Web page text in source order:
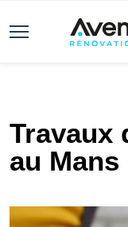
Travaux
au Mans